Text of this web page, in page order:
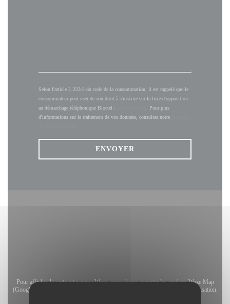
Selon l'article L.223-2 du code de la consommation, il est rappelé que le
consommateur peut user de son droit à s'inscrire sur la liste d'opposition
au démarchage téléphonique Bloctel :
. Pour plus
d'informations sur le traitement de vos données, consultez notre
Pour afficher la carte interactive Waze, vous devez accepter les cookies Waze Map
(Google). Ces cookies peuvent collecter des données de navigation et de localisation.